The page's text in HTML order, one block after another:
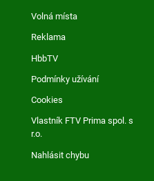
Volná místa
Reklama
HbbTV
Podmínky užívání
Cookies
Vlastník FTV Prima spol. s
r.o.
Nahlásit chybu